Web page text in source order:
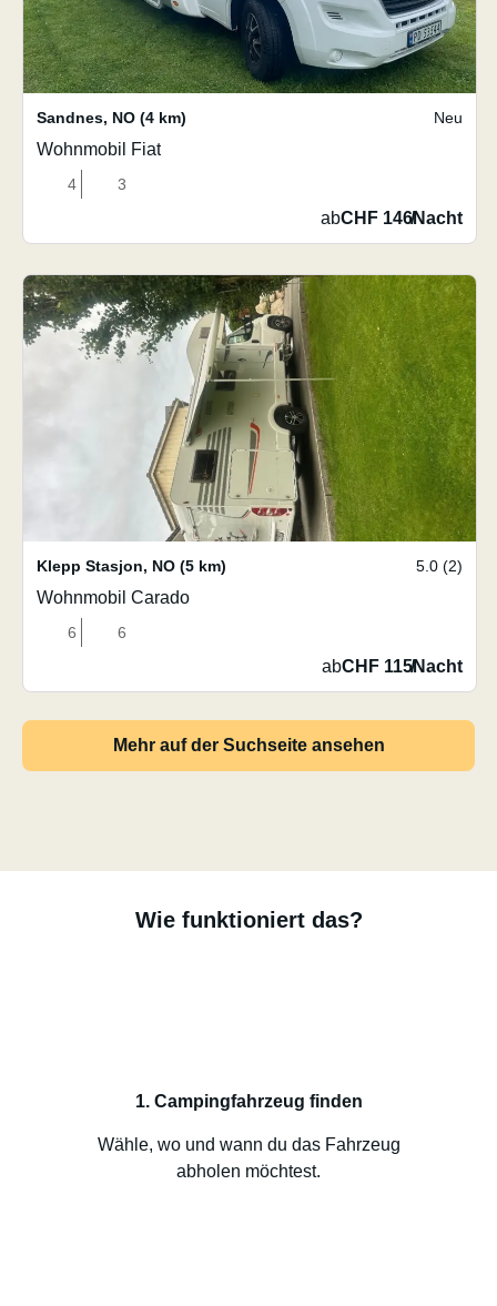
Sandnes, NO (4 km) Neu
Wohnmobil Fiat
4 3
abCHF 146/Nacht
Klepp Stasjon, NO (5 km) 5.0 (2)
Wohnmobil Carado
6 6
abCHF 115/Nacht
Mehr auf der Suchseite ansehen
Wie funktioniert das?
1. Campingfahrzeug finden
Wähle, wo und wann du das Fahrzeug
abholen möchtest.